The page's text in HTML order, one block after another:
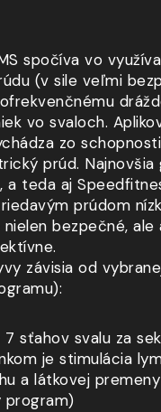
spočívavo
(v sile veľmi
vo svaloch.
zo schopnosti
prúd. Najnovšia
a teda aj
prúdom
bezpečné, ale
závisia od
7 sťahov svalu za
je stimulácia
a látkovej premeny
program)